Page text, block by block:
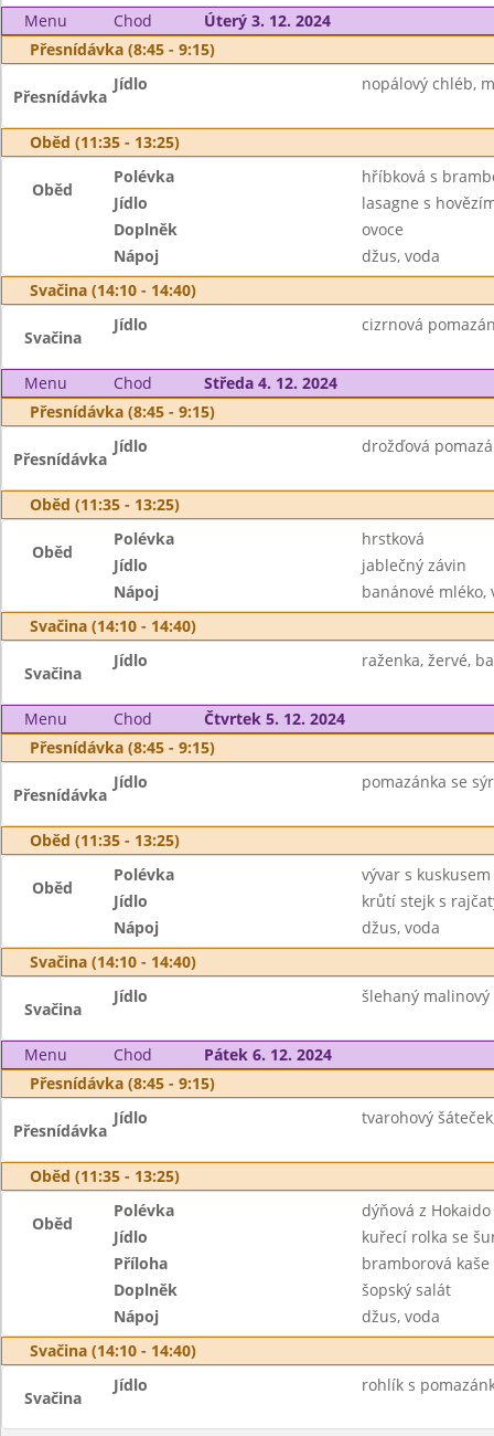
Menu Chod
Úterý 3. 12. 2024
Přesnídávka (8:45 - 9:15)
Přesnídávka
Jídlo nopálový chléb,
Oběd (11:35 - 13:25)
Oběd
Polévka
hříbková s
Jídlo
lasagne s
Doplněk
ovoce
Nápoj
džus, voda
Svačina (14:10 - 14:40)
Svačina
Jídlo cizrnová
Menu Chod
Středa 4. 12. 2024
Přesnídávka (8:45 - 9:15)
Přesnídávka
Jídlo drožďová
Oběd (11:35 - 13:25)
Oběd
Polévka
hrstková
Jídlo
jablečný závin
Nápoj
banánové mléko,
Svačina (14:10 - 14:40)
Svačina
Jídlo raženka, žervé,
Menu Chod
Čtvrtek 5. 12. 2024
Přesnídávka (8:45 - 9:15)
Přesnídávka
Jídlo pomazánka se
Oběd (11:35 - 13:25)
Oběd
Polévka
vývar s kuskusem
Jídlo
krůtí stejk s
Nápoj
džus, voda
Svačina (14:10 - 14:40)
Svačina
Jídlo šlehaný malinový
Menu Chod
Pátek 6. 12. 2024
Přesnídávka (8:45 - 9:15)
Přesnídávka
Jídlo tvarohový
Oběd (11:35 - 13:25)
Oběd
Polévka
dýňová z Hokaido
Jídlo
kuřecí rolka se
Příloha
bramborová kaše
Doplněk
šopský salát
Nápoj
džus, voda
Svačina (14:10 - 14:40)
Svačina
Jídlo rohlík s